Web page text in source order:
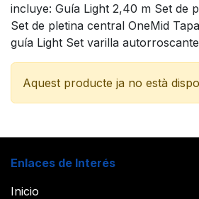
incluye: Guía Light 2,40 m Set de
Set de pletina central OneMid
guía Light Set varilla
Aquest producte ja no està
Enlaces de Interés
Inicio